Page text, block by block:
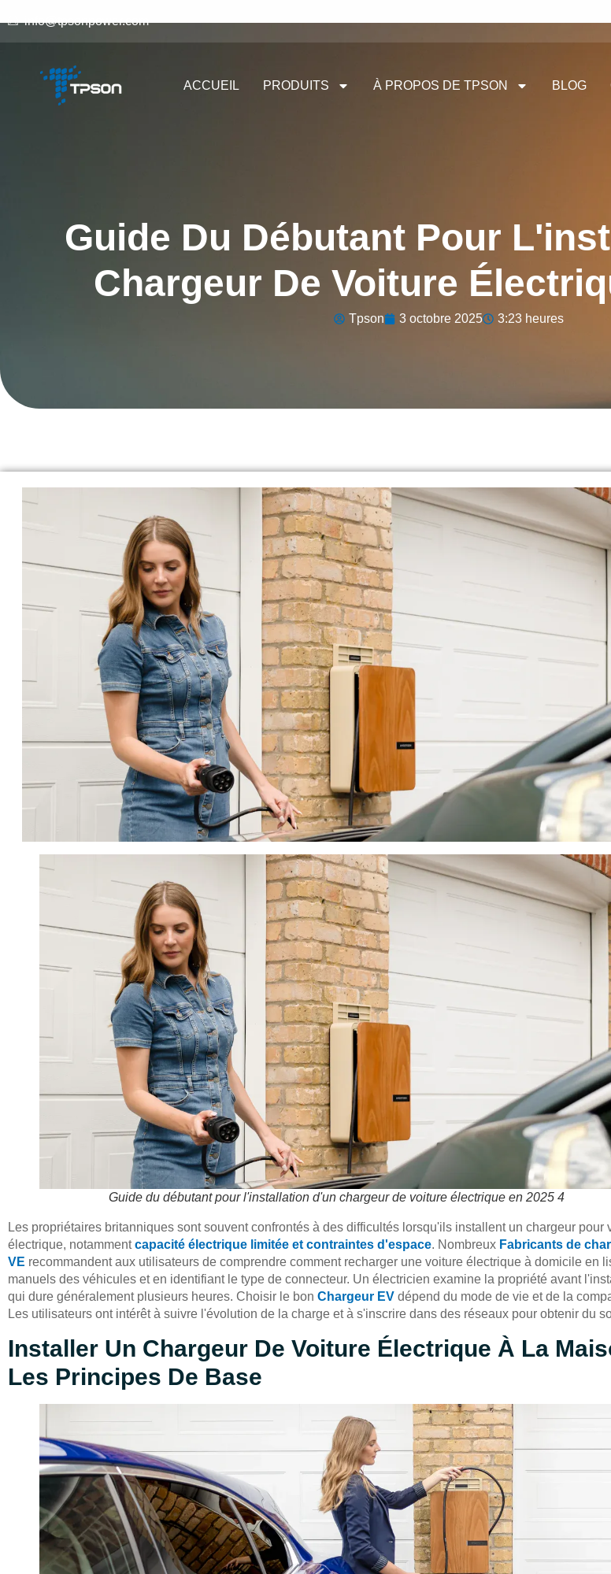
info@tpsonpower.com
ACCUEIL PRODUITS À PROPOS DE TPSON BLOG
Guide Du Débutant Pour
Chargeur De Voiture
Tpson 3 octobre 2025 3:23 heures
Guide du débutant pour l'installation d'un chargeur de voiture électrique en 2025 4
Les propriétaires britanniques sont souvent confrontés à des difficultés lorsqu'ils installent un chargeur pour
électrique, notammentcapacité électrique limitée et contraintes d'espace. Nombreux Fabricants de
VE recommandent aux utilisateurs de comprendre comment recharger une voiture électrique à domicile en
manuels des véhicules et en identifiant le type de connecteur. Un électricien examine la propriété avant
qui dure généralement plusieurs heures. Choisir le bon Chargeur EV dépend du mode de vie et de la
Les utilisateurs ont intérêt à suivre l'évolution de la charge et à s'inscrire dans des réseaux pour obtenir du
Installer Un Chargeur De Voiture Électrique À La
Les Principes De Base